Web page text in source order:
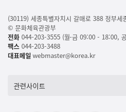
(30119) 세종특별자치시 갈매로 388 정부세
© 문화체육관광부
전화044-203-3555 (월-금 09:00 - 18:00,
팩스044-203-3488
대표메일 webmaster@korea.kr
관련사이트